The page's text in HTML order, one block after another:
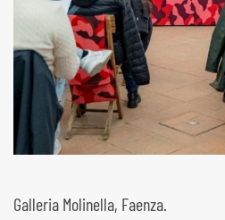
Galleria Molinella, Faenza.